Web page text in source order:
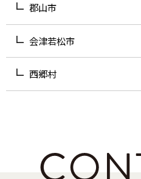
郡山市
会津若松市
西郷村